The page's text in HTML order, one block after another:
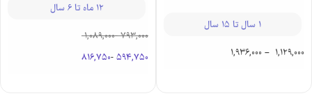
1 سال تا 15 سال
1,129,000
–
1,936,000
12 ماه تا 6 سال
793,000
-
1,089,000
594,750
-
816,750